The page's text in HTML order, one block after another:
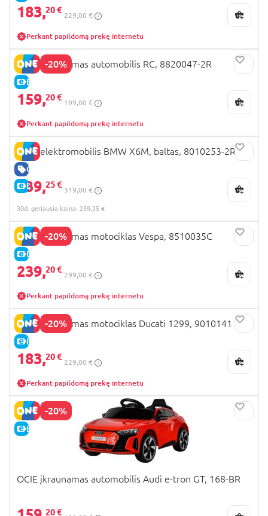
183,20 €
229,00 €
Perkant papildomą prekę internetu
-20%
E-KAINA
OCIE įkraunamas automobilis RC, 8820047-2R
159,20 €
199,00 €
Perkant papildomą prekę internetu
GERA KAINA
E-KAINA
OCIE elektromobilis BMW X6M, baltas, 8010253-2R
239,25 €
319,00 €
30d. geriausia kaina: 239,25 €
-20%
E-KAINA
OCIE įkraunamas motociklas Vespa, 8510035C
239,20 €
299,00 €
Perkant papildomą prekę internetu
-20%
E-KAINA
OCIE įkraunamas motociklas Ducati 1299, 9010141
183,20 €
229,00 €
Perkant papildomą prekę internetu
-20%
E-KAINA
OCIE įkraunamas automobilis Audi e-tron GT, 168-BR
20 €